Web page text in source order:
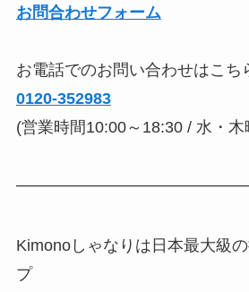
お問合わせフォーム
お電話でのお問い合わせはこち
0120-352983
(営業時間10:00～18:30 / 水・木
Kimonoしゃなりは日本最大級
プ